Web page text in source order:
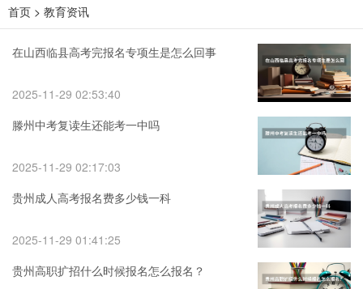
首页 > 教育资讯
在山西临县高考完报名专项生是怎么回事
2025-11-29 02:53:40
滕州中考复读生还能考一中吗
2025-11-29 02:17:03
贵州成人高考报名费多少钱一科
2025-11-29 01:41:25
贵州高职扩招什么时候报名怎么报名？